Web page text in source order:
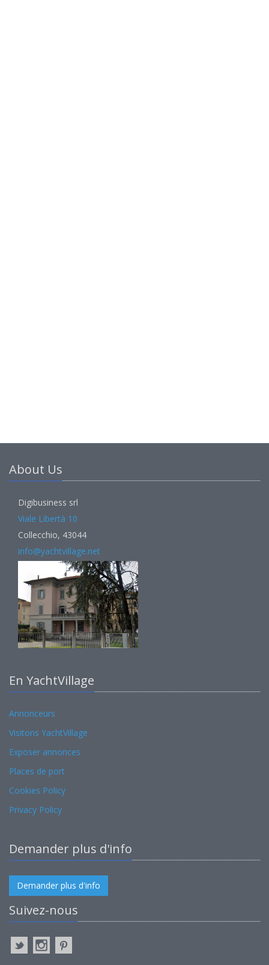
About Us
Digibusiness srl
Viale Libertà 10
Collecchio, 43044
info@yachtvillage.net
En YachtVillage
Annonceurs
Visitons YachtVillage
Exposer annonces
Places de port
Cookies Policy
Privacy Policy
Demander plus d'info
Demander plus d'info
Suivez-nous